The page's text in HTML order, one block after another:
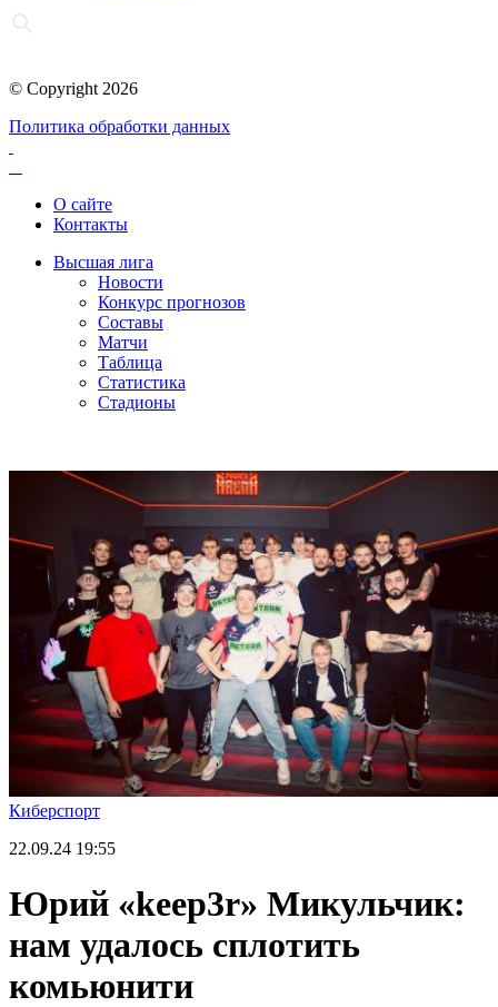
© Copyright 2026
Политика обработки данных
О сайте
Контакты
Высшая лига
Новости
Конкурс прогнозов
Составы
Матчи
Таблица
Статистика
Стадионы
Киберспорт
22.09.24 19:55
Юрий «keep3r» Микульчик:
нам удалось сплотить
комьюнити